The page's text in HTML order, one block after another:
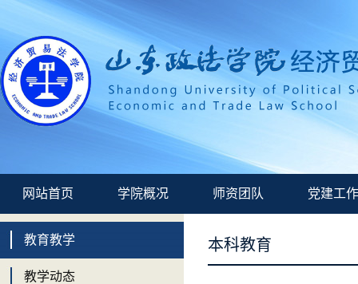
网站首页 学院概况 师资团队 党建工作
教育教学
教学动态
本科教育